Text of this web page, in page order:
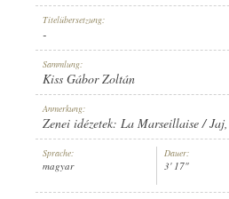
1-27778
Titelübersetzung:
-
Sammlung:
Kiss Gábor Zoltán
Anmerkung:
Zenei idézetek: La Marseillaise / Jaj,
Sprache:
magyar
Dauer:
3' 17"